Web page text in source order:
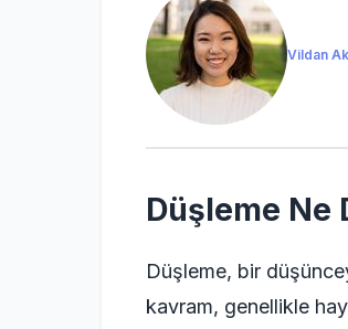
Vildan
Düşleme Ne
Düşleme, bir
kavram, genellikle